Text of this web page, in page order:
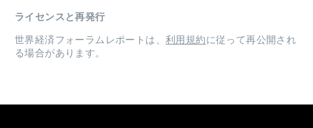
ライセンスと再発行
世界経済フォーラムレポートは、 利用規約に従って再公開され
る場合があります。